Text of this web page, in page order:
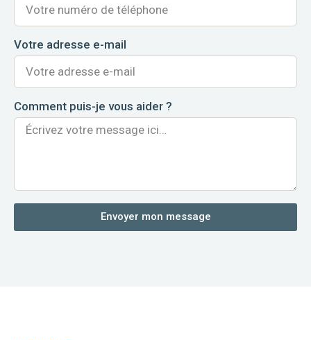
Votre adresse e-mail
Comment puis-je vous aider ?
Envoyer mon message